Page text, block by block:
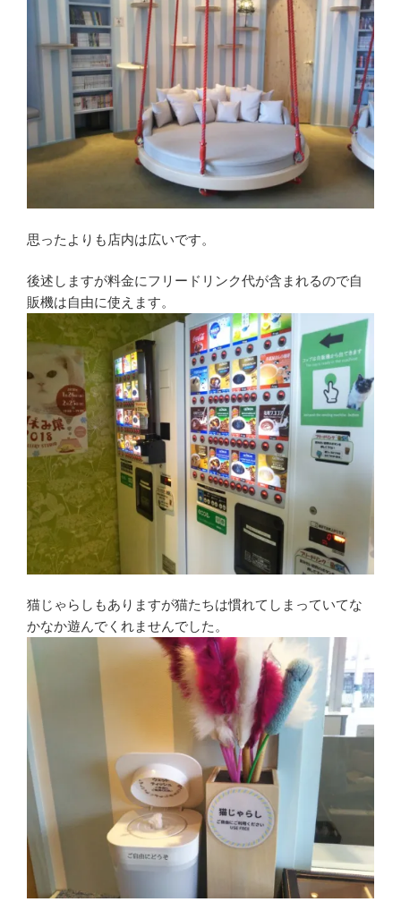
思ったよりも店内は広いです。
後述しますが料金にフリードリンク代が含まれるので自
販機は自由に使えます。
猫じゃらしもありますが猫たちは慣れてしまっていてな
かなか遊んでくれませんでした。